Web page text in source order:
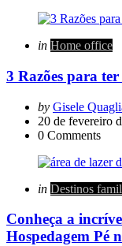
Categories
Posted
in Home office
3 Razões para
Posted
by
by Gisele
20 de fevereiro
0 Comments
Categories
Posted
in Destinos
Conheça a
Hospedagem Pé